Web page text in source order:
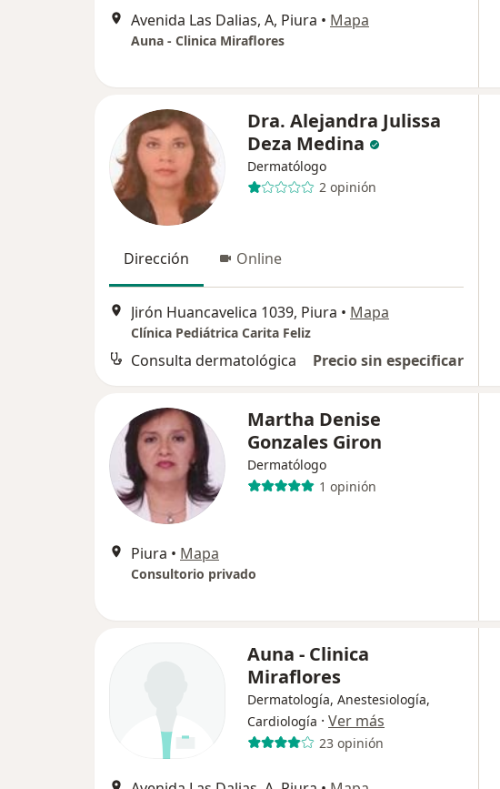
Avenida Las Dalias, A, Piura • Mapa
Auna - Clinica Miraflores
Dra. Alejandra Julissa
Deza Medina
Dermatólogo
2 opinión
Dirección Online
Jirón Huancavelica 1039, Piura • Mapa
Clínica Pediátrica Carita Feliz
Consulta dermatológica Precio sin especificar
Martha Denise
Gonzales Giron
Dermatólogo
1 opinión
Piura • Mapa
Consultorio privado
Auna - Clinica
Miraflores
Dermatología, Anestesiología,
Cardiología · Ver más
23 opinión